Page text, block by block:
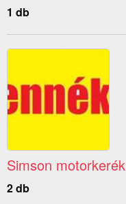
1 db
Simson motorkerék
2 db